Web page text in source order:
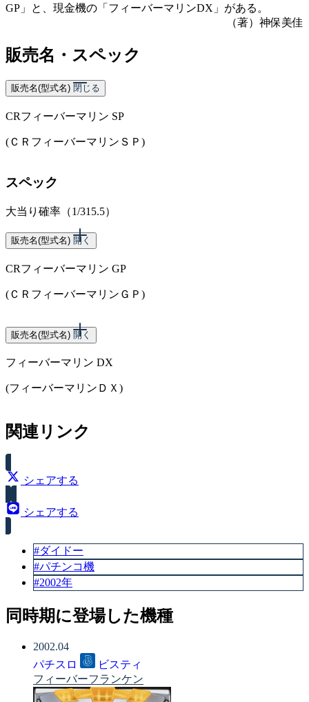
GP」と、現金機の「フィーバーマリンDX」がある。
（著）神保美佳
販売名・スペック
販売名(型式名) 閉じる
CRフィーバーマリン SP
(ＣＲフィーバーマリンＳＰ)
スペック
大当り確率（1/315.5）
販売名(型式名) 開く
CRフィーバーマリン GP
(ＣＲフィーバーマリンＧＰ)
スペック
大当り確率（1/315.5）
販売名(型式名) 開く
フィーバーマリン DX
(フィーバーマリンＤＸ)
スペック
大当り確率（1/224.5）
関連リンク
シェアする
シェアする
#ダイドー
#パチンコ機
#2002年
同時期に登場した機種
2002.04
パチスロ
ビスティ
フィーバーフランケン